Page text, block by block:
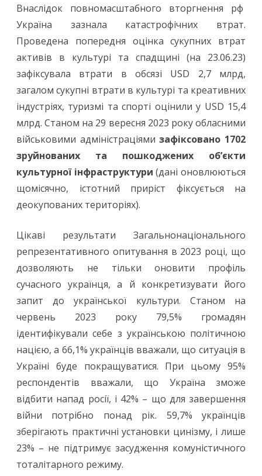
Внаслідок повномасштабного вторгнення рф
Україна зазнала катастрофічних втрат.
Проведена попередня оцінка сукупних втрат
активів в культурі та спадщині (на 23.06.23)
зафіксувала втрати в обсязі USD 2,7 млрд,
загалом сукупні втрати в культурі та креативних
індустріях, туризмі та спорті оцінили у USD 15,4
млрд. Станом на 29 вересня 2023 року обласними
військовими адміністраціямизафіксовано 1702
зруйнованих та пошкоджених об’єкти
культурної інфраструктури (дані оновлюються
щомісячно, істотний приріст фіксується на
деокупованих територіях).
Цікаві результати Загальнонаціонального
репрезентативного опитування в 2023 році, що
дозволяють не тільки оновити профіль
сучасного українця, а й конкретизувати його
запит до української культури. Станом на
червень 2023 року 79,5% громадян
ідентифікували себе з українською політичною
нацією, а 66,1% українців вважали, що ситуація в
Україні буде покращуватися. При цьому 95%
респондентів вважали, що Україна зможе
відбити напад росії, і 42% – що для завершення
війни потрібно понад рік. 59,7% українців
зберігають практичні установки цинізму, і лише
23% – не підтримує засудження комуністичного
тоталітарного режиму.